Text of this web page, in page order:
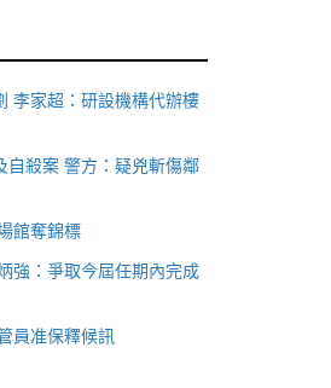
李家超：研設機構代辦樓
自殺案 警方：疑兇斬傷鄰
館奪錦標
強：爭取今屆任期內完成
員准保釋候訊